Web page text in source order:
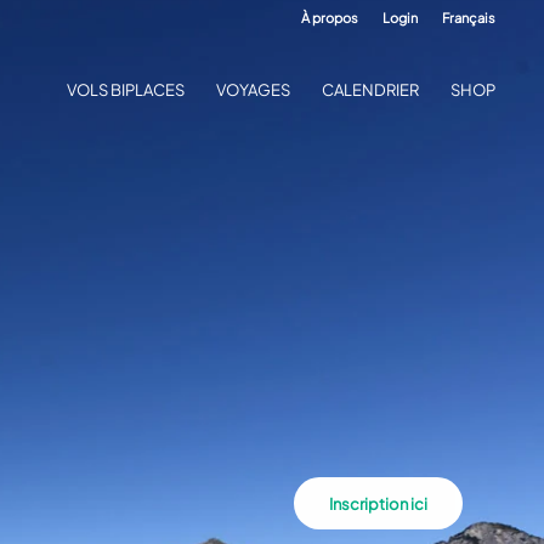
Inscription ici
À propos Login Français
VOLS BIPLACES VOYAGES CALENDRIER SHOP